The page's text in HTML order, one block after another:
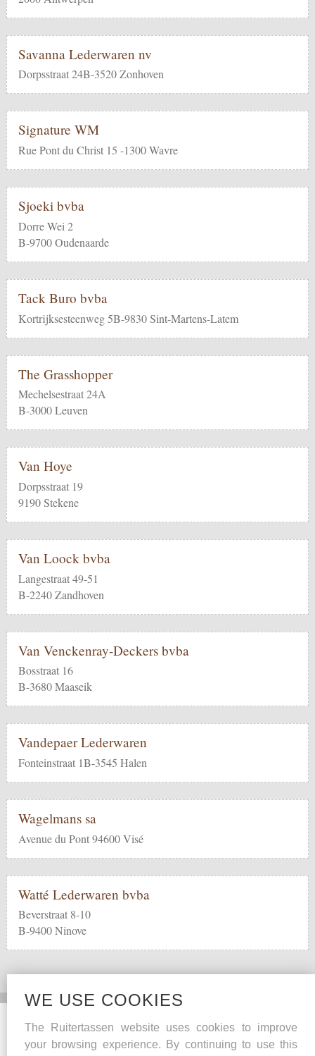
Savanna Lederwaren nv
Dorpsstraat 24B-3520 Zonhoven
Signature WM
Rue Pont du Christ 15 -1300 Wavre
Sjoeki bvba
Dorre Wei 2
B-9700 Oudenaarde
Tack Buro bvba
Kortrijksesteenweg 5B-9830 Sint-Martens-Latem
The Grasshopper
Mechelsestraat 24A
B-3000 Leuven
Van Hoye
Dorpsstraat 19
9190 Stekene
Van Loock bvba
Langestraat 49-51
B-2240 Zandhoven
Van Venckenray-Deckers bvba
Bosstraat 16
B-3680 Maaseik
Vandepaer Lederwaren
Fonteinstraat 1B-3545 Halen
Wagelmans sa
Avenue du Pont 94600 Visé
Watté Lederwaren bvba
Beverstraat 8-10
B-9400 Ninove
Social Media
Facebook
Other
Maintenance tips
WE USE COOKIES
The Ruitertassen website uses cookies to improve
your browsing experience. By continuing to use this